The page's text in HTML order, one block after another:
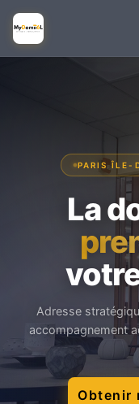
PARIS ÎLE-
La
Adresse
accompagnement
Obtenir